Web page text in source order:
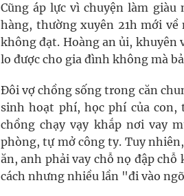
Cũng áp lực vì chuyện làm
hàng, thường xuyên 21h mới
không đạt. Hoàng an ủi, khuyên
lo được cho gia đình không mà
Đôi vợ chồng sống trong căn
sinh hoạt phí, học phí của
chồng chạy vạy khắp nơi vay
phòng, tự mở công ty. Tuy
ăn, anh phải vay chỗ nọ đập
cách nhưng nhiều lần "đi vào